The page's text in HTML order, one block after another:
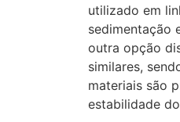
utilizado em
sedimentação
outra opção
similares,
materiais são
estabilidade